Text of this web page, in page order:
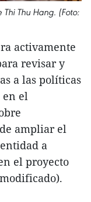
Thi Thu Hang. (Foto:
activamente
revisar y
a las políticas
en el
ampliar el
a
el proyecto